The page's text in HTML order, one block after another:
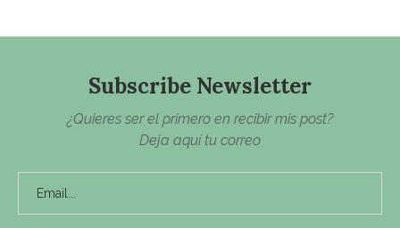
Subscribe Newsletter
¿Quieres ser el primero en recibir mis post?
Deja aquí tu correo